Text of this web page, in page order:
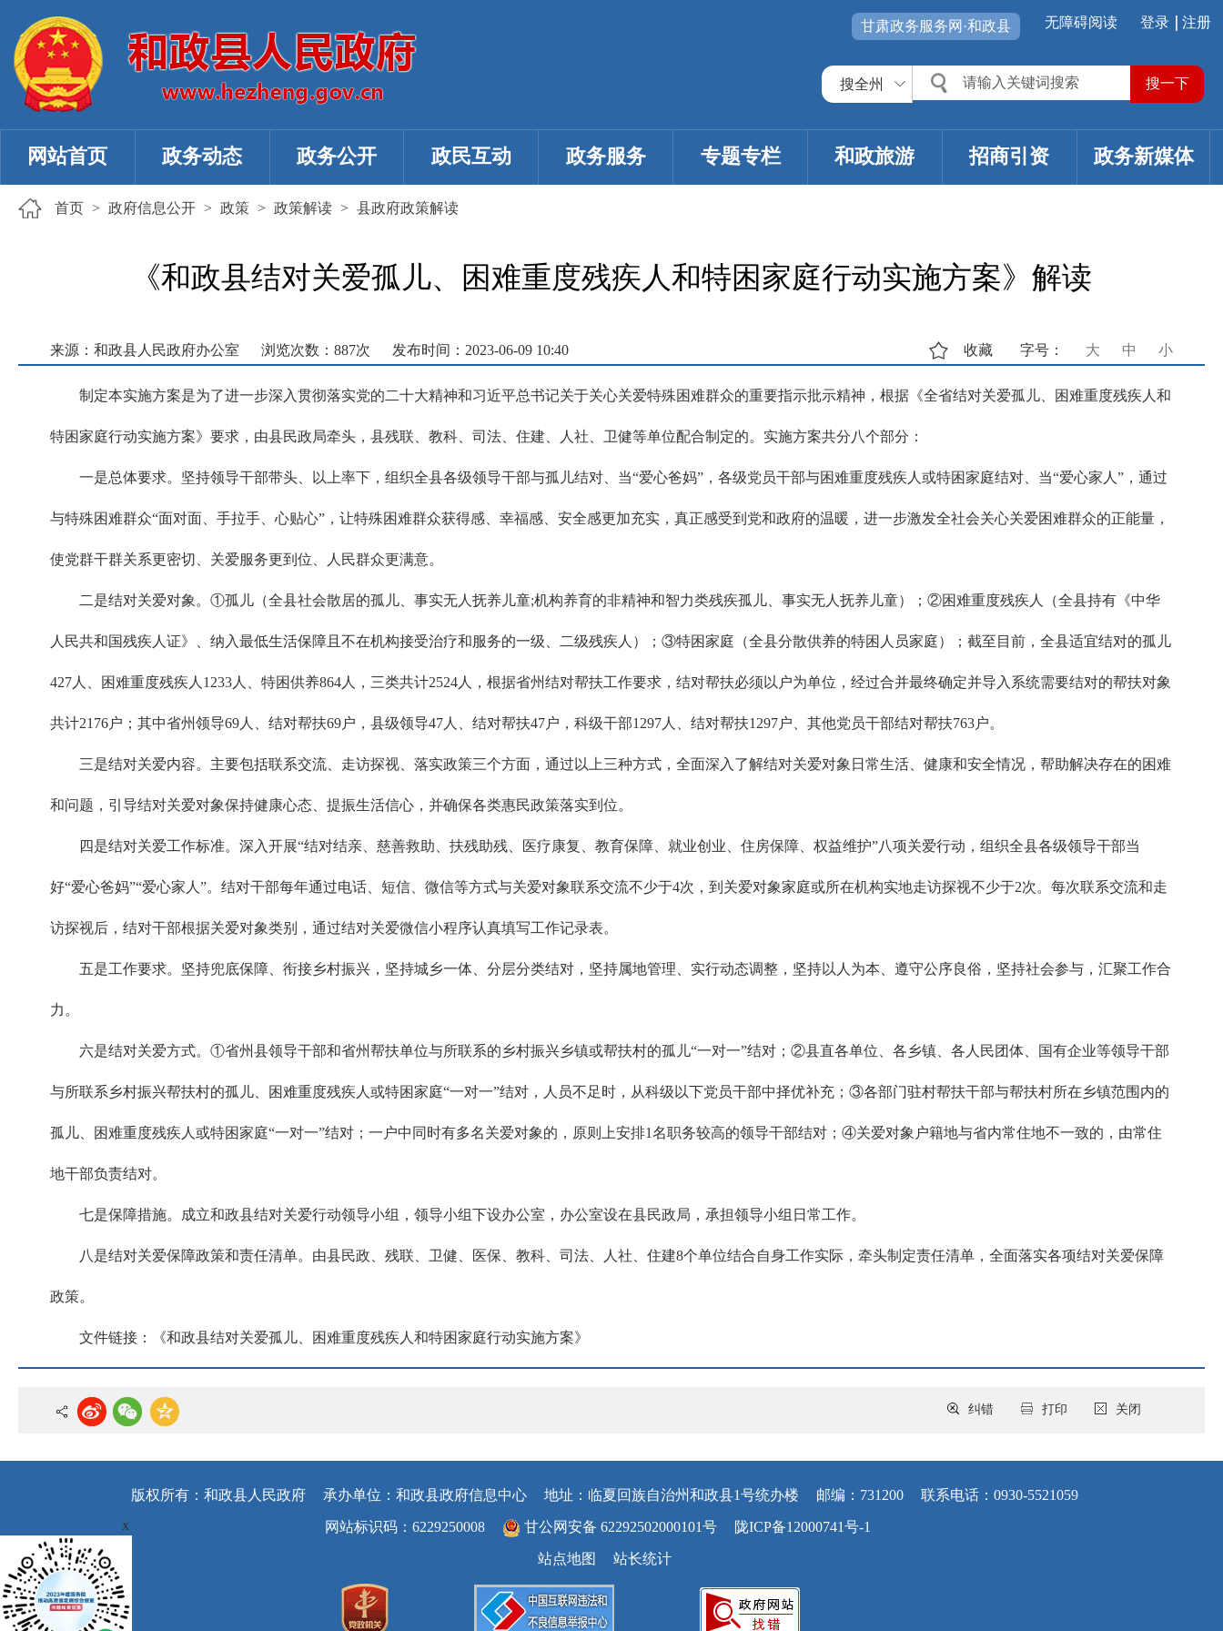
登录 注册
无障碍阅读
甘肃政务服务网·和政县
搜全州
网站首页 政务动态 政务公开 政民互动 政务服务 专题专栏 和政旅游 招商引资 政务新媒体
首页 > 政府信息公开 > 政策 > 政策解读 > 县政府政策解读
《和政县结对关爱孤儿、困难重度残疾人和特困家庭行动实施方案》解读
来源：和政县人民政府办公室 浏览次数： 887次 发布时间：2023-06-09 10:40 字号： 大 中 小
收藏
制定本实施方案是为了进一步深入贯彻落实党的二十大精神和习近平总书记关于关心关爱特殊困难群众的重要指示批示精神，根据《全省结对关爱孤儿、困难重度残疾人和
特困家庭行动实施方案》要求，由县民政局牵头，县残联、教科、司法、住建、人社、卫健等单位配合制定的。实施方案共分八个部分：
一是总体要求。坚持领导干部带头、以上率下，组织全县各级领导干部与孤儿结对、当“爱心爸妈”，各级党员干部与困难重度残疾人或特困家庭结对、当“爱心家人”，通过
与特殊困难群众“面对面、手拉手、心贴心”，让特殊困难群众获得感、幸福感、安全感更加充实，真正感受到党和政府的温暖，进一步激发全社会关心关爱困难群众的正能量，
使党群干群关系更密切、关爱服务更到位、人民群众更满意。
二是结对关爱对象。①孤儿（全县社会散居的孤儿、事实无人抚养儿童;机构养育的非精神和智力类残疾孤儿、事实无人抚养儿童）；②困难重度残疾人（全县持有《中华
人民共和国残疾人证》、纳入最低生活保障且不在机构接受治疗和服务的一级、二级残疾人）；③特困家庭（全县分散供养的特困人员家庭）；截至目前，全县适宜结对的孤儿
427人、困难重度残疾人1233人、特困供养864人，三类共计2524人，根据省州结对帮扶工作要求，结对帮扶必须以户为单位，经过合并最终确定并导入系统需要结对的帮扶对象
共计2176户；其中省州领导69人、结对帮扶69户，县级领导47人、结对帮扶47户，科级干部1297人、结对帮扶1297户、其他党员干部结对帮扶763户。
三是结对关爱内容。主要包括联系交流、走访探视、落实政策三个方面，通过以上三种方式，全面深入了解结对关爱对象日常生活、健康和安全情况，帮助解决存在的困难
和问题，引导结对关爱对象保持健康心态、提振生活信心，并确保各类惠民政策落实到位。
四是结对关爱工作标准。深入开展“结对结亲、慈善救助、扶残助残、医疗康复、教育保障、就业创业、住房保障、权益维护”八项关爱行动，组织全县各级领导干部当
好“爱心爸妈”“爱心家人”。结对干部每年通过电话、短信、微信等方式与关爱对象联系交流不少于4次，到关爱对象家庭或所在机构实地走访探视不少于2次。每次联系交流和走
访探视后，结对干部根据关爱对象类别，通过结对关爱微信小程序认真填写工作记录表。
五是工作要求。坚持兜底保障、衔接乡村振兴，坚持城乡一体、分层分类结对，坚持属地管理、实行动态调整，坚持以人为本、遵守公序良俗，坚持社会参与，汇聚工作合
力。
六是结对关爱方式。①省州县领导干部和省州帮扶单位与所联系的乡村振兴乡镇或帮扶村的孤儿“一对一”结对；②县直各单位、各乡镇、各人民团体、国有企业等领导干部
与所联系乡村振兴帮扶村的孤儿、困难重度残疾人或特困家庭“一对一”结对，人员不足时，从科级以下党员干部中择优补充；③各部门驻村帮扶干部与帮扶村所在乡镇范围内的
孤儿、困难重度残疾人或特困家庭“一对一”结对；一户中同时有多名关爱对象的，原则上安排1名职务较高的领导干部结对；④关爱对象户籍地与省内常住地不一致的，由常住
地干部负责结对。
七是保障措施。成立和政县结对关爱行动领导小组，领导小组下设办公室，办公室设在县民政局，承担领导小组日常工作。
八是结对关爱保障政策和责任清单。由县民政、残联、卫健、医保、教科、司法、人社、住建8个单位结合自身工作实际，牵头制定责任清单，全面落实各项结对关爱保障
政策。
文件链接： 《和政县结对关爱孤儿、困难重度残疾人和特困家庭行动实施方案》
关闭
打印
纠错
版权所有：和政县人民政府 承办单位：和政县政府信息中心 地址：临夏回族自治州和政县1号统办楼 邮编：731200 联系电话：0930-5521059
网站标识码：6229250008 甘公网安备 62292502000101号 陇ICP备12000741号-1
站点地图 站长统计
x